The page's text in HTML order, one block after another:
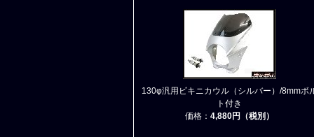
130φ汎用ビキニカウル（シルバー）/8mmボ
ト付き
価格： 4,880円（税別）